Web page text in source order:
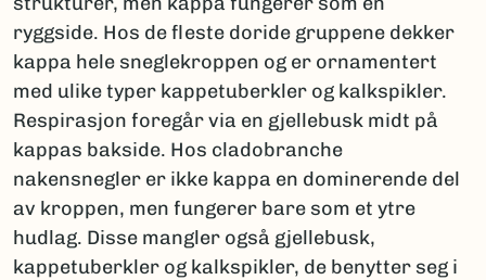
ryggside. Hos de fleste doride gruppene dekker
kappa hele sneglekroppen og er ornamentert
med ulike typer kappetuberkler og kalkspikler.
Respirasjon foregår via en gjellebusk midt på
kappas bakside. Hos cladobranche
nakensnegler er ikke kappa en dominerende del
av kroppen, men fungerer bare som et ytre
hudlag. Disse mangler også gjellebusk,
kappetuberkler og kalkspikler, de benytter seg i